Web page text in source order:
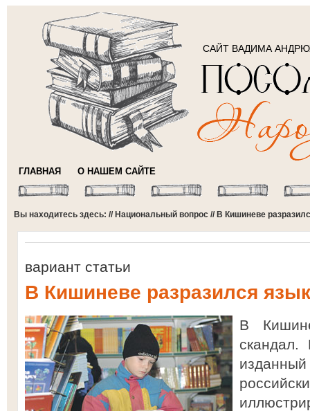
САЙТ ВАДИМА
ГЛАВНАЯ О НАШЕМ САЙТЕ
Вы находитесь здесь: // Национальный вопрос // В Кишиневе
вариант статьи
В Кишиневе разразился
В